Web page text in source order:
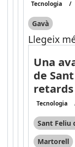
Tecnologia
Gavà
Llegeix
Una
de
retards
Tecnologia
Sant Feliu
Martorell